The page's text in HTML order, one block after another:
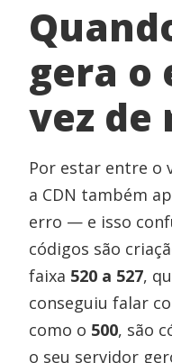
gera o
vez de
Por estar entre o
a CDN também
erro — e isso
códigos são
faixa 520 a 527,
conseguiu falar
como o 500, são
o seu servidor